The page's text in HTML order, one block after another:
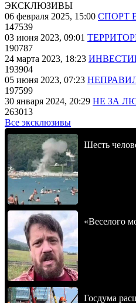
ЭКСКЛЮЗИВЫ
06 февраля 2025, 15:00 СПОРТ
147539
03 июня 2023, 09:01
190787
24 марта 2023, 18:23
193904
05 июня 2023, 07:23
197599
30 января 2024, 20:29 НЕ ЗА
263013
Все эксклюзивы
Шесть
«Веселого
Госдума